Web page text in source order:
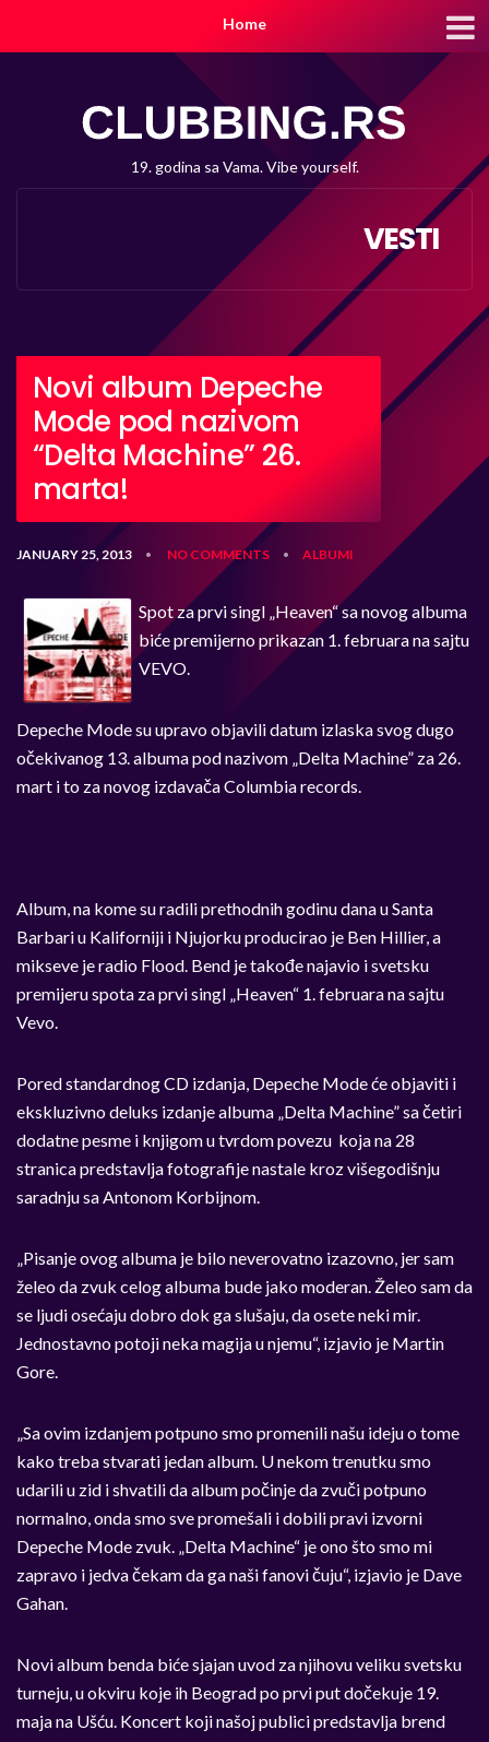
Home
19. godina sa Vama. Vibe yourself.
VESTI
Novi album Depeche
Mode pod nazivom
“Delta Machine” 26.
marta!
JANUARY 25, 2013 • NO COMMENTS • ALBUMI
Spot za prvi singl „Heaven“ sa novog albuma
biće premijerno prikazan 1. februara na sajtu
VEVO.
Depeche Mode su upravo objavili datum izlaska svog dugo
očekivanog 13. albuma pod nazivom „Delta Machine” za 26.
mart i to za novog izdavača Columbia records.
Album, na kome su radili prethodnih godinu dana u Santa
Barbari u Kaliforniji i Njujorku producirao je Ben Hillier, a
mikseve je radio Flood. Bend je takođe najavio i svetsku
premijeru spota za prvi singl „Heaven“ 1. februara na sajtu
Vevo.
Pored standardnog CD izdanja, Depeche Mode će objaviti i
ekskluzivno deluks izdanje albuma „Delta Machine” sa četiri
dodatne pesme i knjigom u tvrdom povezu koja na 28
stranica predstavlja fotografije nastale kroz višegodišnju
saradnju sa Antonom Korbijnom.
„Pisanje ovog albuma je bilo neverovatno izazovno, jer sam
želeo da zvuk celog albuma bude jako moderan. Želeo sam da
se ljudi osećaju dobro dok ga slušaju, da osete neki mir.
Jednostavno potoji neka magija u njemu“, izjavio je Martin
Gore.
„Sa ovim izdanjem potpuno smo promenili našu ideju o tome
kako treba stvarati jedan album. U nekom trenutku smo
udarili u zid i shvatili da album počinje da zvuči potpuno
normalno, onda smo sve promešali i dobili pravi izvorni
Depeche Mode zvuk. „Delta Machine“ je ono što smo mi
zapravo i jedva čekam da ga naši fanovi čuju“, izjavio je Dave
Gahan.
Novi album benda biće sjajan uvod za njihovu veliku svetsku
turneju, u okviru koje ih Beograd po prvi put dočekuje 19.
maja na Ušću. Koncert koji našoj publici predstavlja brend